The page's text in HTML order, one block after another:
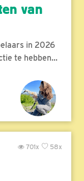
van
in 2026
te hebben...
58x
701x